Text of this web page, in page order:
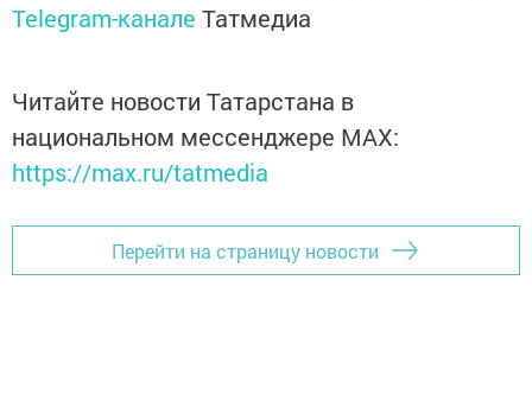
Telegram-канале Татмедиа
Читайте новости Татарстана в
национальном мессенджере MАХ:
https://max.ru/tatmedia
Перейти на страницу новости